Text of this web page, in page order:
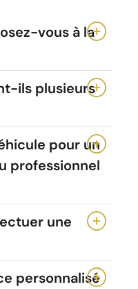
vous à la
ils plusieurs
pour un
professionnel
une
personnalisé